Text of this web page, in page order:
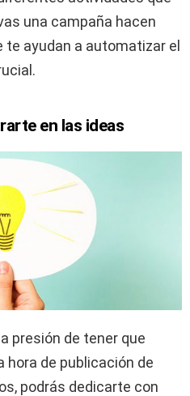
una campaña hacen
te ayudan a automatizar el
en las ideas
presión de tener que
de publicación de
podrás dedicarte con